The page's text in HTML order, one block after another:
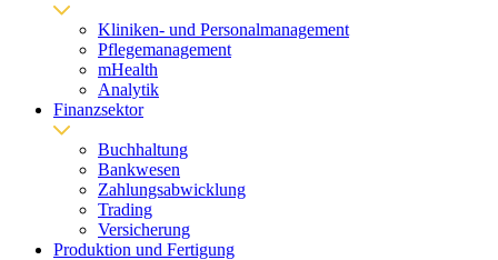
Kliniken- und Personalmanagement
Pflegemanagement
mHealth
Analytik
Finanzsektor
Buchhaltung
Bankwesen
Zahlungsabwicklung
Trading
Versicherung
Produktion und Fertigung